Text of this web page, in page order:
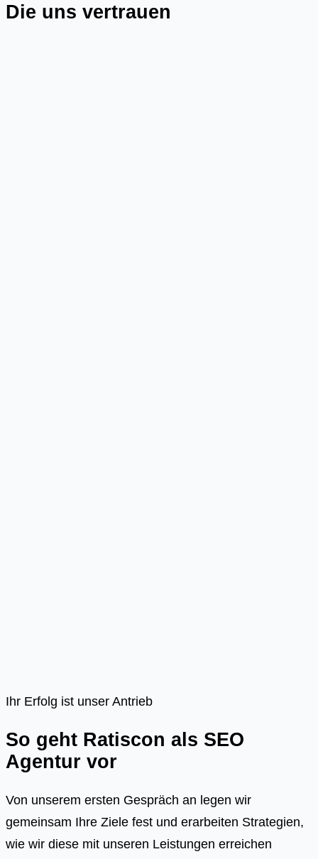
Die uns vertrauen
Ihr Erfolg ist unser Antrieb
So geht Ratiscon als SEO
Agentur vor
Von unserem ersten Gespräch an legen wir
gemeinsam Ihre Ziele fest und erarbeiten Strategien,
wie wir diese mit unseren Leistungen erreichen